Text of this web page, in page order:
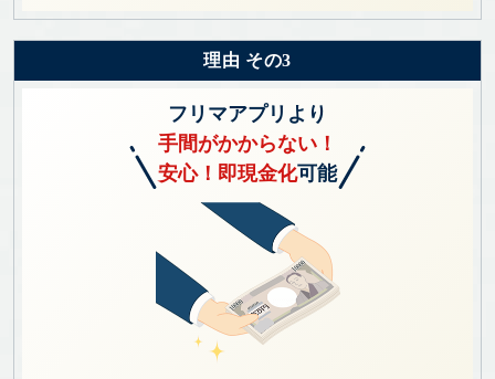
理由 その3
フリマアプリより
手間がかからない！
安心！即現金化可能